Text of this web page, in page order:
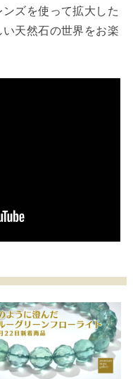
ズを使って拡大した
天然石の世界をお楽